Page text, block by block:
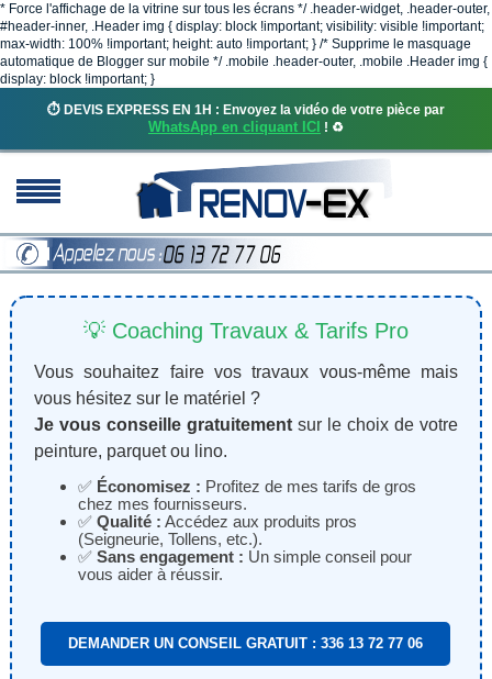
* Force l'affichage de la vitrine sur tous les écrans */ .header-widget, .header-outer,
#header-inner, .Header img { display: block !important; visibility: visible !important;
max-width: 100% !important; height: auto !important; } /* Supprime le masquage
automatique de Blogger sur mobile */ .mobile .header-outer, .mobile .Header img {
display: block !important; }
⏱️ DEVIS EXPRESS EN 1H : Envoyez la vidéo de votre pièce par
WhatsApp en cliquant ICI ! ♻️
💡 Coaching Travaux & Tarifs Pro
Vous souhaitez faire vos travaux vous-même mais
vous hésitez sur le matériel ?
Je vous conseille gratuitementsur le choix de votre
peinture, parquet ou lino.
✅ Économisez : Profitez de mes tarifs de gros
chez mes fournisseurs.
✅ Qualité : Accédez aux produits pros
(Seigneurie, Tollens, etc.).
✅ Sans engagement : Un simple conseil pour
vous aider à réussir.
DEMANDER UN CONSEIL GRATUIT : 336 13 72 77 06